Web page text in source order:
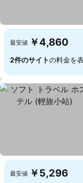
最安値 ￥4,860
2件のサイトの料金を
最安値 ￥5,296